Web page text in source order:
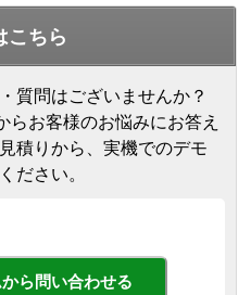
こちら
質問はございませんか？
らお客様のお悩みにお答え
積りから、実機でのデモ
ださい。
ら問い合わせる